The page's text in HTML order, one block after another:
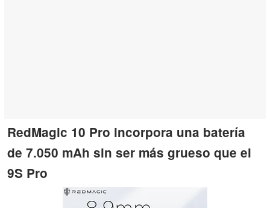
RedMagic 10 Pro incorpora una batería
de 7.050 mAh sin ser más grueso que el
9S Pro